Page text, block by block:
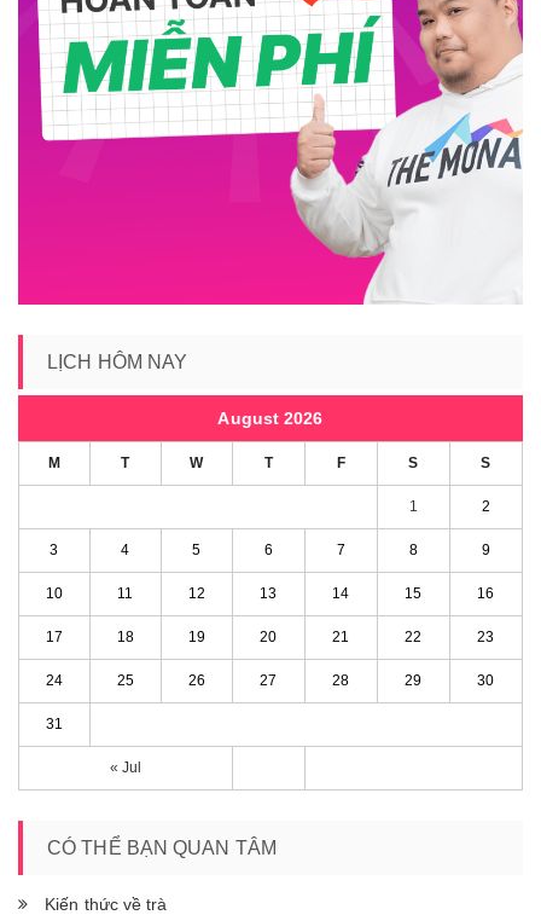
LỊCH HÔM NAY
August 2026
M T W T F S S
« Jul
1 2
3 4 5 6 7 8 9
10 11 12 13 14 15 16
17 18 19 20 21 22 23
24 25 26 27 28 29 30
31
CÓ THỂ BẠN QUAN TÂM
Kiến thức về trà